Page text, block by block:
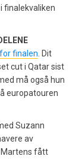
finalekvaliken
finalen . Dit
cut i Qatar sist
må også hun
europatouren
Suzann
av
Martens fått